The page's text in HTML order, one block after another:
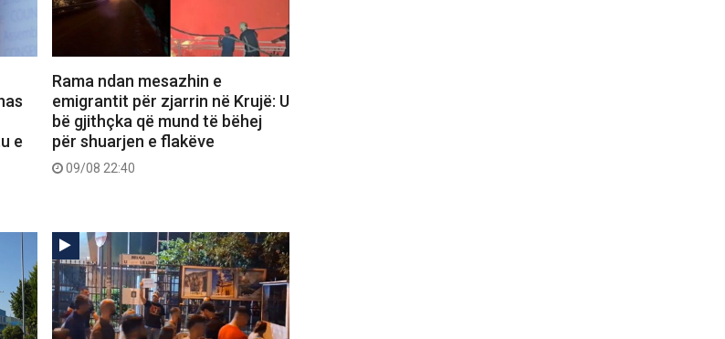
e
Rama ndan mesazhin e
emigrantit për zjarrin në Krujë: U
bë gjithçka që mund të bëhej
për shuarjen e flakëve
09/08 22:40